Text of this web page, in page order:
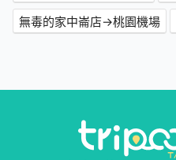
無毒的家中崙店→桃園機場